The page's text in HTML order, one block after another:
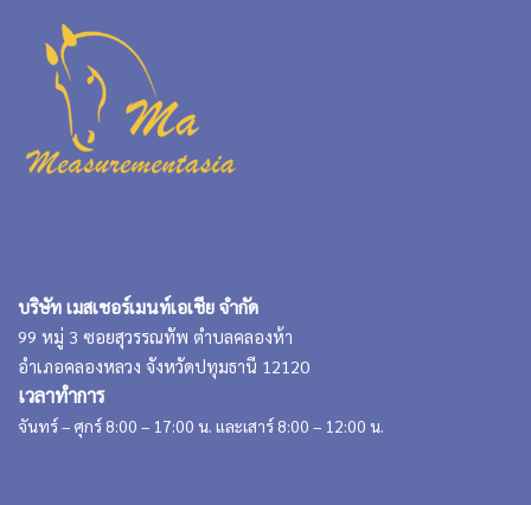
บริษัท เมสเชอร์เมนท์เอเชีย จำกัด
99 หมู่ 3 ซอยสุวรรณทัพ ตำบลคลองห้า
อำเภอคลองหลวง จังหวัดปทุมธานี 12120
เวลาทำการ
จันทร์ – ศุกร์ 8:00 – 17:00 น. และเสาร์ 8:00 – 12:00 น.